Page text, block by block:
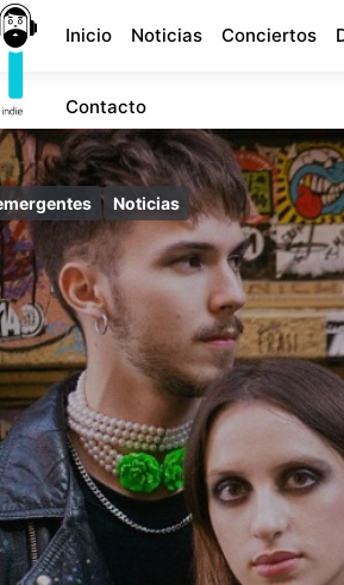
Inicio Noticias Conciertos
Contacto
Noticias